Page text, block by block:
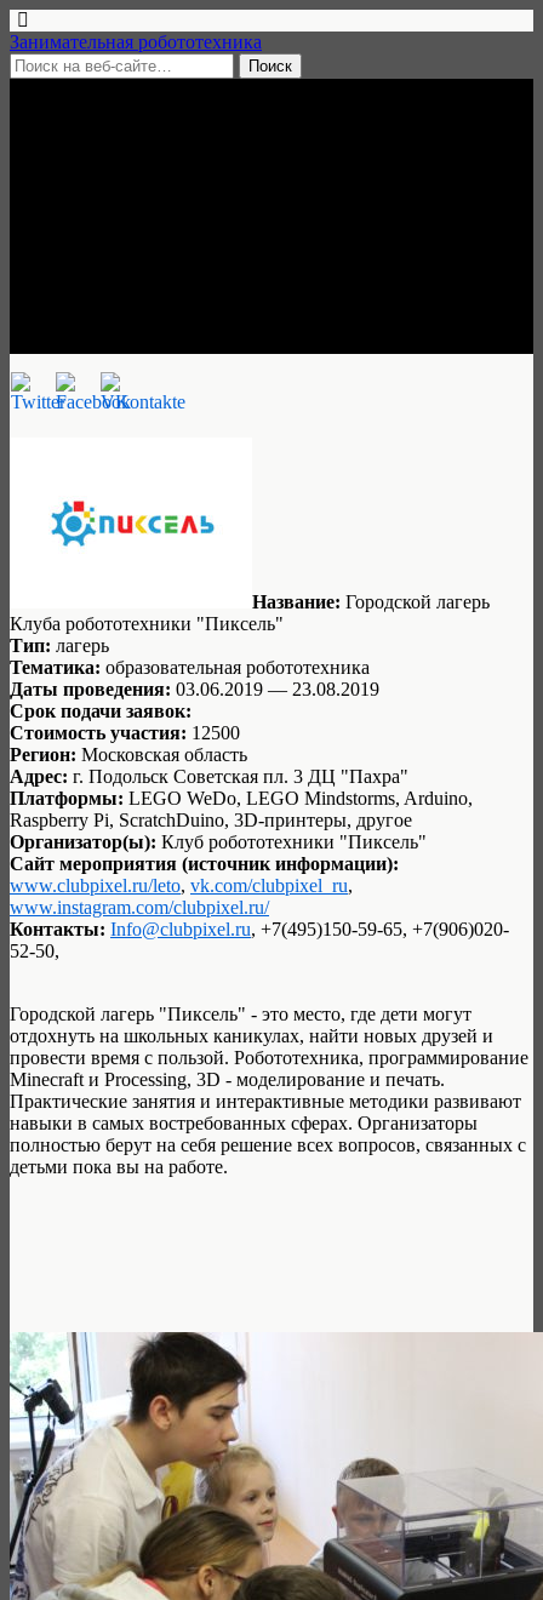
Занимательная робототехника
Название: Городской лагерь
Клуба робототехники "Пиксель"
Тип: лагерь
Тематика: образовательная робототехника
Даты проведения: 03.06.2019 — 23.08.2019
Срок подачи заявок:
Стоимость участия: 12500
Регион: Московская область
Адрес: г. Подольск Советская пл. 3 ДЦ "Пахра"
Платформы: LEGO WeDo, LEGO Mindstorms, Arduino,
Raspberry Pi, ScratchDuino, 3D-принтеры, другое
Организатор(ы): Клуб робототехники "Пиксель"
Сайт мероприятия (источник информации):
www.clubpixel.ru/leto, vk.com/clubpixel_ru,
www.instagram.com/clubpixel.ru/
Контакты: Info@clubpixel.ru, +7(495)150-59-65, +7(906)020-
52-50,
Городской лагерь "Пиксель" - это место, где дети могут
отдохнуть на школьных каникулах, найти новых друзей и
провести время с пользой. Робототехника, программирование
Minecraft и Processing, 3D - моделирование и печать.
Практические занятия и интерактивные методики развивают
навыки в самых востребованных сферах. Организаторы
полностью берут на себя решение всех вопросов, связанных с
детьми пока вы на работе.